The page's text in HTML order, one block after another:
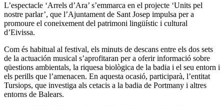
L’espectacle ‘Arrels d’Ara’ s’emmarca en el projecte ‘Units pel
nostre parlar’, que l’Ajuntament de Sant Josep impulsa per a
promoure el coneixement del patrimoni lingüístic i cultural
d’Eivissa.
Com és habitual al festival, els minuts de descans entre els dos sets
de la actuación musical s’aprofitaran per a oferir informació sobre
qüestions ambientals, la riquesa biològica de la badia i el seu entorn i
els perills que l’amenacen. En aquesta ocasió, participarà, l’entitat
Tursiops, que investiga als cetacis a la badia de Portmany i altres
entorns de Balears.